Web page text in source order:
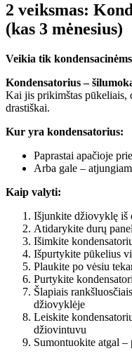
2 veiksmas:
(kas 3 mėnesius)
Veikia tik
Kondensatorius –
Kai jis prikimštas pūkeliais,
drastiškai.
Kur yra kondensatorius:
Paprastai apačioje
Arba gale –
Kaip valyti:
Išjunkite džiovyklę iš
Atidarykite durų
Išimkite
Išpurtykite pūkelius
Plaukite po vėsiu
Purtykite
Šlapiais
džiovyklėje
Leiskite
džiovintuvu
Sumontuokite atgal